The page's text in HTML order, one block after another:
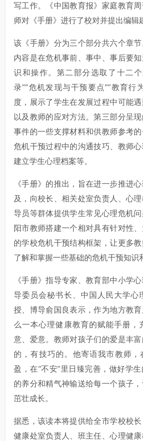
写工作。《中国教育报》家庭教育
师对《手册》进行了校对并提出编辑
该《手册》分为三个部分共六个章
内容是在危机事前、事中、事后要
识和操作。第二部分选取了十二
录”“危机发现与干预要点”“教育行
度，展示了学生在发展过程中可能
以及教师的应对方法。第三部分呈
事件的一些支撑材料和供教师参考
危机干预过程中的沟通技巧、教师心
建立学生心理档案等。
《手册》的推出，旨在进一步推进
及，向校长、相关处室负责人、心
导员等群体提供学生常见心理危机
阳市教师搭建一个相对具有针对性
的学校危机干预结构框架，让更多教
了解和掌握一些基础的危机干预知识
《手册》指导专家、教育部中小学
导委员会秘书长、中国人民大学心
授、博导俞国良表示，作为地方教
么一本心理健康教育的赋能手册，
意、爱意。教师对孩子们的爱是丰
的，有技巧的。他寄语我市教师，
盈，在“不安”里日臻完善，做好学
的养分和精气神输送给每一个孩子
茁壮成长。
据悉，该读本将提供给全市学校校
健康处室负责人、班主任、心理健